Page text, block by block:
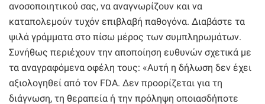
ανοσοποιητικού σας, να αναγνωρίζουν και να
καταπολεμούν τυχόν επιβλαβή παθογόνα. Διαβάστε τα
ψιλά γράμματα στο πίσω μέρος των συμπληρωμάτων.
Συνήθως περιέχουν την αποποίηση ευθυνών σχετικά με
τα αναγραφόμενα οφέλη τους: «Αυτή η δήλωση δεν έχει
αξιολογηθεί από τον FDA. Δεν προορίζεται για τη
διάγνωση, τη θεραπεία ή την πρόληψη οποιασδήποτε